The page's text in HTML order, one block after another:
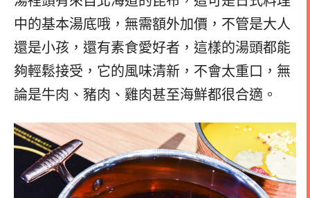
中的基本湯底哦，無需額外加價， 不管是大人
還是小孩，還有素食愛好者，這樣的湯頭都能
夠輕鬆接受，它的風味清新，不會太重口，無
論是牛肉、豬肉、雞肉甚至海鮮都很合適。